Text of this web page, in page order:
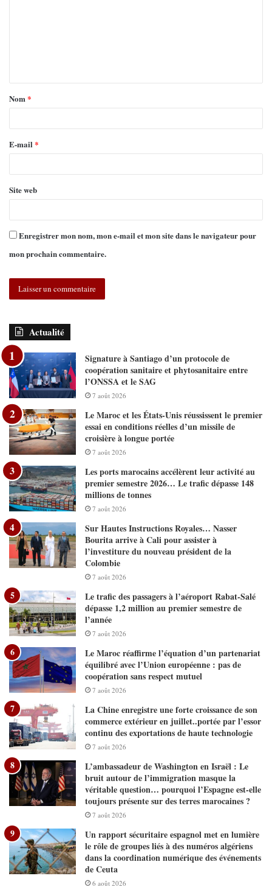
Nom*
E-mail *
Site web
Enregistrer mon nom, mon e-mail et mon site dans le navigateur pour
mon prochain commentaire.
Actualité
Signature à Santiago d’un protocole de
coopération sanitaire et phytosanitaire entre
l’ONSSA et le SAG
7 août 2026
Le Maroc et les États-Unis réussissent le premier
essai en conditions réelles d’un missile de
croisière à longue portée
7 août 2026
Les ports marocains accélèrent leur activité au
premier semestre 2026… Le trafic dépasse 148
millions de tonnes
7 août 2026
Sur Hautes Instructions Royales… Nasser
Bourita arrive à Cali pour assister à
l’investiture du nouveau président de la
Colombie
7 août 2026
Le trafic des passagers à l’aéroport Rabat-Salé
dépasse 1,2 million au premier semestre de
l’année
7 août 2026
Le Maroc réaffirme l’équation d’un partenariat
équilibré avec l’Union européenne : pas de
coopération sans respect mutuel
7 août 2026
La Chine enregistre une forte croissance de son
commerce extérieur en juillet..portée par l’essor
continu des exportations de haute technologie
7 août 2026
L’ambassadeur de Washington en Israël : Le
bruit autour de l’immigration masque la
véritable question… pourquoi l’Espagne est-elle
toujours présente sur des terres marocaines ?
7 août 2026
Un rapport sécuritaire espagnol met en lumière
le rôle de groupes liés à des numéros algériens
dans la coordination numérique des événements
de Ceuta
6 août 2026